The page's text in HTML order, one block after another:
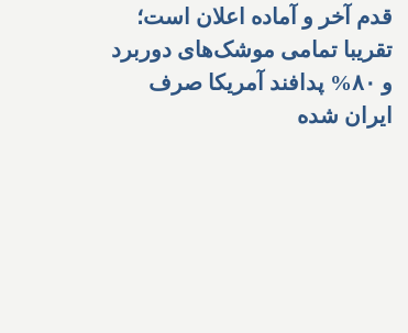
قدم آخر و آماده اعلان است؛
تقریبا تمامی موشک‌های دوربرد
و ۸۰% پدافند آمریکا صرف
ایران شده